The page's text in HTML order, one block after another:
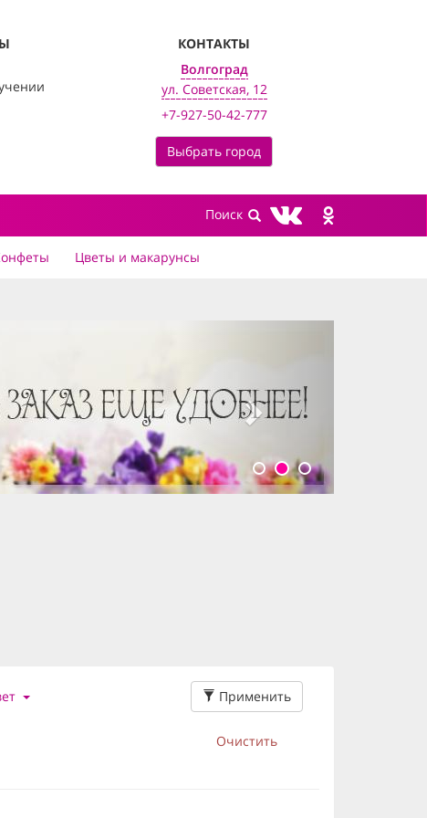
КОНТАКТЫ
Волгоград
ул. Советская, 12
+7-927-50-42-777
Выбрать город
Цветы и макарунсы
Применить
Очистить